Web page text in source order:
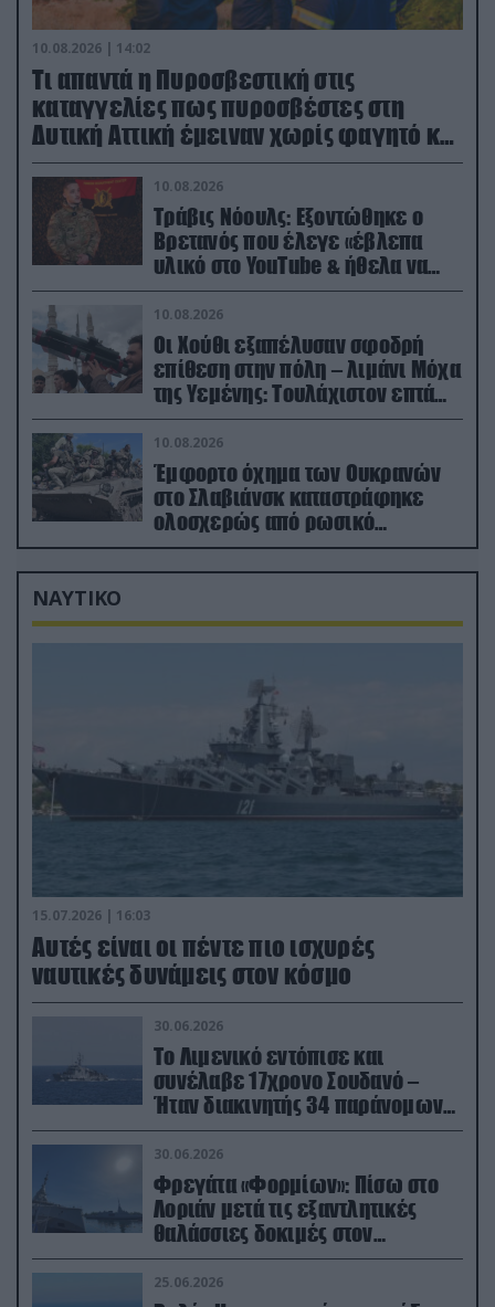
10.08.2026 | 14:02
Τι απαντά η Πυροσβεστική στις
καταγγελίες πως πυροσβέστες στη
Δυτική Αττική έμειναν χωρίς φαγητό και
νερό
10.08.2026
Τράβις Νόουλς: Εξοντώθηκε ο
Βρετανός που έλεγε «έβλεπα
υλικό στο YouTube & ήθελα να
καθαρίσω τους Ρώσους» (βίντεο)
10.08.2026
Οι Χούθι εξαπέλυσαν σφοδρή
επίθεση στην πόλη – λιμάνι Μόχα
της Υεμένης: Toυλάχιστον επτά
νεκροί (βίντεο)
10.08.2026
Έμφορτο όχημα των Ουκρανών
στο Σλαβιάνσκ καταστράφηκε
ολοσχερώς από ρωσικό
μαχητικό μέσα στην πόλη!
(βίντεο)
ΝΑΥΤΙΚΟ
15.07.2026 | 16:03
Aυτές είναι οι πέντε πιο ισχυρές
ναυτικές δυνάμεις στον κόσμο
30.06.2026
Το Λιμενικό εντόπισε και
συνέλαβε 17χρονο Σουδανό –
Ήταν διακινητής 34 παράνομων
μεταναστών
30.06.2026
Φρεγάτα «Φορμίων»: Πίσω στο
Λοριάν μετά τις εξαντλητικές
θαλάσσιες δοκιμές στον
απαιτητικό Βισκαϊκό
25.06.2026